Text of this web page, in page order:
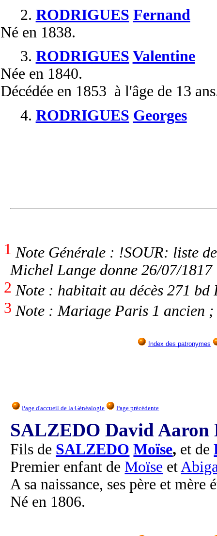
2. RODRIGUES Fernand
Né en 1838.
3. RODRIGUES Valentine
Née en 1840.
Décédée en 1853 à l'âge de 13
4. RODRIGUES Georges
1 Note Générale : !SOUR: liste
Michel Lange donne 26/07/1817
2 Note : habitait au décès 271 bd
3 Note : Mariage Paris 1 ancien
Index des patronymes
Page d'accueil de la Généalogie Page précédente
SALZEDO David Aaron
Fils de SALZEDO Moïse, et de
Premier enfant de Moïse et
A sa naissance, ses père et mère
Né en 1806.